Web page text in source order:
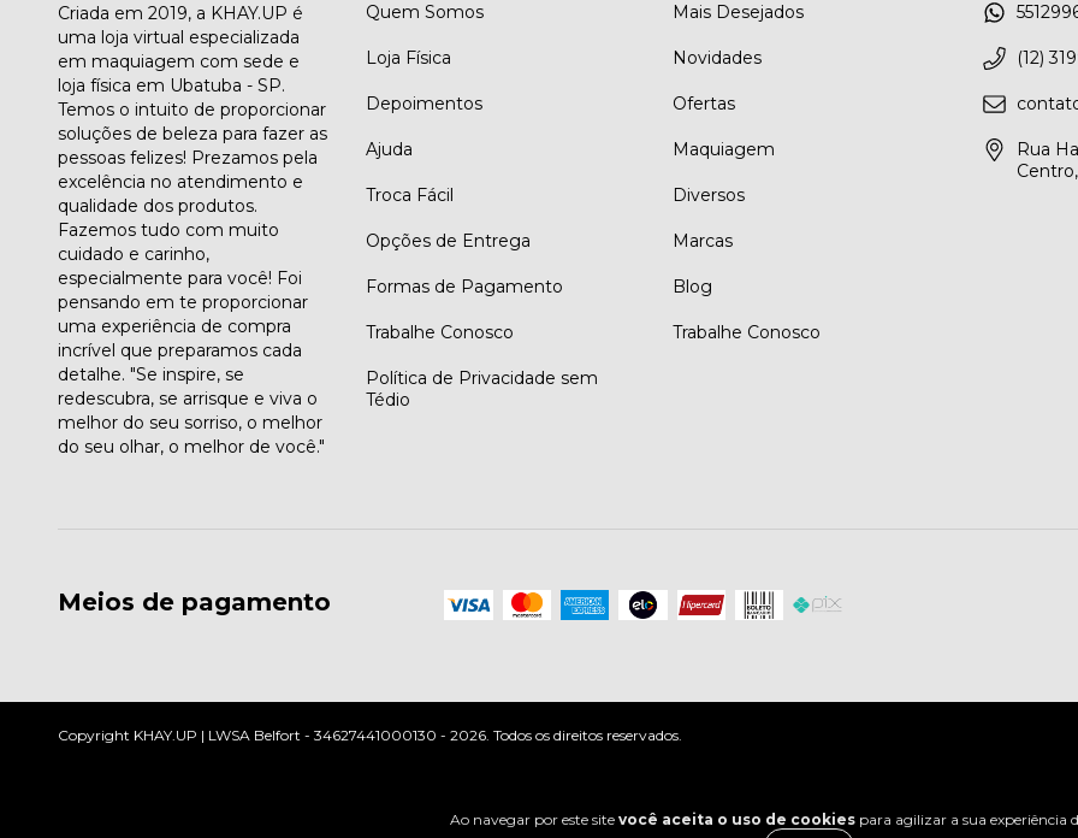
Ao navegar por este site você aceita o uso de cookiespara agilizar a sua experiência
Criada em 2019, a KHAY.UP é
uma loja virtual especializada
em maquiagem com sede e
loja física em Ubatuba - SP.
Temos o intuito de proporcionar
soluções de beleza para fazer as
pessoas felizes! Prezamos pela
excelência no atendimento e
qualidade dos produtos.
Fazemos tudo com muito
cuidado e carinho,
especialmente para você! Foi
pensando em te proporcionar
uma experiência de compra
incrível que preparamos cada
detalhe. "Se inspire, se
redescubra, se arrisque e viva o
melhor do seu sorriso, o melhor
do seu olhar, o melhor de você."
Quem Somos
Loja Física
Depoimentos
Ajuda
Troca Fácil
Opções de Entrega
Formas de Pagamento
Trabalhe Conosco
Política de Privacidade sem
Tédio
Mais Desejados
Novidades
Ofertas
Maquiagem
Diversos
Marcas
Blog
Trabalhe Conosco
(12)
Rua
Meios de pagamento
Copyright KHAY.UP | LWSA Belfort - 34627441000130 - 2026. Todos os direitos reservados.